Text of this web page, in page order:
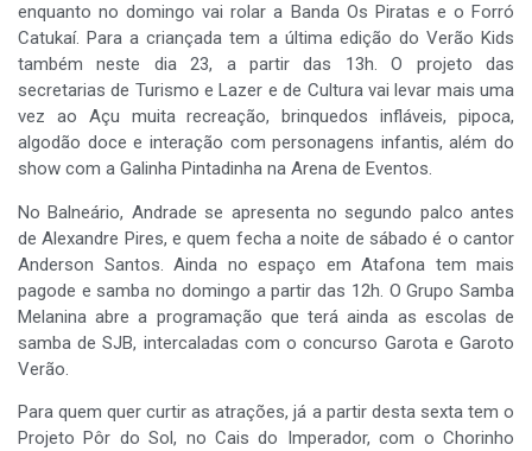
enquanto no domingo vai rolar a Banda Os Piratas e o Forró
Catukaí. Para a criançada tem a última edição do Verão Kids
também neste dia 23, a partir das 13h. O projeto das
secretarias de Turismo e Lazer e de Cultura vai levar mais uma
vez ao Açu muita recreação, brinquedos infláveis, pipoca,
algodão doce e interação com personagens infantis, além do
show com a Galinha Pintadinha na Arena de Eventos.
No Balneário, Andrade se apresenta no segundo palco antes
de Alexandre Pires, e quem fecha a noite de sábado é o cantor
Anderson Santos. Ainda no espaço em Atafona tem mais
pagode e samba no domingo a partir das 12h. O Grupo Samba
Melanina abre a programação que terá ainda as escolas de
samba de SJB, intercaladas com o concurso Garota e Garoto
Verão.
Para quem quer curtir as atrações, já a partir desta sexta tem o
Projeto Pôr do Sol, no Cais do Imperador, com o Chorinho